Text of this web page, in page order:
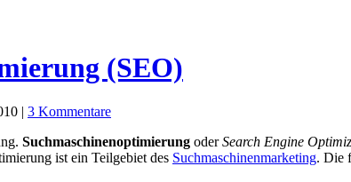
(SEO)
| 3 Kommentare
Suchmaschinenoptimierung oderSearch Engine
ist ein Teilgebiet des Suchmaschinenmarketing. Die